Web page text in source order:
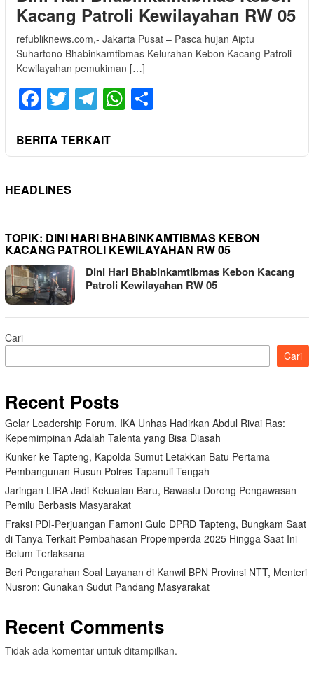
Kacang Patroli Kewilayahan RW 05
refubliknews.com,- Jakarta Pusat – Pasca hujan Aiptu
Suhartono Bhabinkamtibmas Kelurahan Kebon Kacang Patroli
Kewilayahan pemukiman […]
Facebook
Twitter
Telegram
WhatsApp
BERITA TERKAIT
HEADLINES
TOPIK: DINI HARI BHABINKAMTIBMAS KEBON
KACANG PATROLI KEWILAYAHAN RW 05
Dini Hari Bhabinkamtibmas Kebon Kacang
Patroli Kewilayahan RW 05
Cari
Cari
Recent Posts
Gelar Leadership Forum, IKA Unhas Hadirkan Abdul Rivai Ras:
Kepemimpinan Adalah Talenta yang Bisa Diasah
Kunker ke Tapteng, Kapolda Sumut Letakkan Batu Pertama
Pembangunan Rusun Polres Tapanuli Tengah
Jaringan LIRA Jadi Kekuatan Baru, Bawaslu Dorong Pengawasan
Pemilu Berbasis Masyarakat
Fraksi PDI-Perjuangan Famoni Gulo DPRD Tapteng, Bungkam Saat
di Tanya Terkait Pembahasan Propemperda 2025 Hingga Saat Ini
Belum Terlaksana
Beri Pengarahan Soal Layanan di Kanwil BPN Provinsi NTT, Menteri
Nusron: Gunakan Sudut Pandang Masyarakat
Recent Comments
Tidak ada komentar untuk ditampilkan.